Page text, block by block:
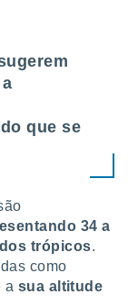
que se
34 a
trópicos.
como
a sua altitude